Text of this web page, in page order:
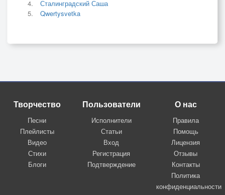
Сталинградский Саша
Qwertysvetka
Творчество
Песни
Плейлисты
Видео
Стихи
Блоги
Пользователи
Исполнители
Статьи
Вход
Регистрация
Подтверждение
О нас
Правила
Помощь
Лицензия
Отзывы
Контакты
Политика
конфиденциальности